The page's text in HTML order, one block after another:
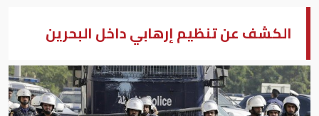
الكشف عن تنظيم إرهابي داخل البحرين